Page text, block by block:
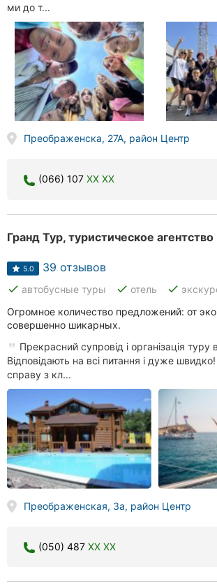
ми до т...
Преображенска, 27А, район Центр
(066) 107 XX XX
Гранд Тур, туристическое агентство
5.0 39 отзывов
done автобусные туры done отель done
Огромное количество предложений: от
совершенно шикарных.
Прекрасний супровід і організація туру
Відповідають на всі питання і дуже
справу з кл...
Преображенская, 3а, район Центр
(050) 487 XX XX